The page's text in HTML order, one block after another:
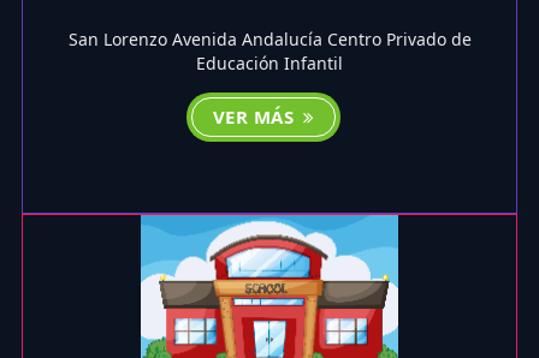
San Lorenzo Avenida Andalucía Centro Privado de
Educación Infantil
VER MÁS